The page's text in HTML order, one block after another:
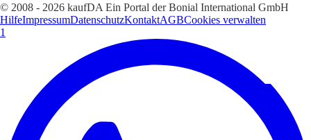
© 2008 - 2026 kaufDA Ein Portal der Bonial International GmbH
HilfeImpressumDatenschutzKontaktAGBCookies verwalten
1